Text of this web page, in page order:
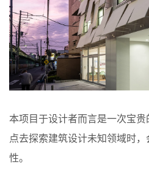
本项目于设计者而言是一次宝
点去探索建筑设计未知领域时
性。